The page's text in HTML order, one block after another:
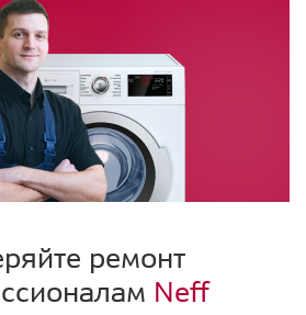
ремонт
Neff